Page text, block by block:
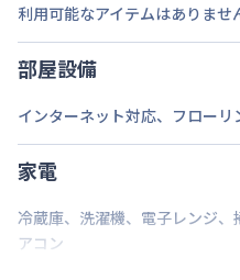
東急東横
定員
次回更新日
情報更新
利用可能なアイテムはありませ
部屋設備
インターネット対応、 フローリ
家電
冷蔵庫、 洗濯機、 電子レンジ、
アコン